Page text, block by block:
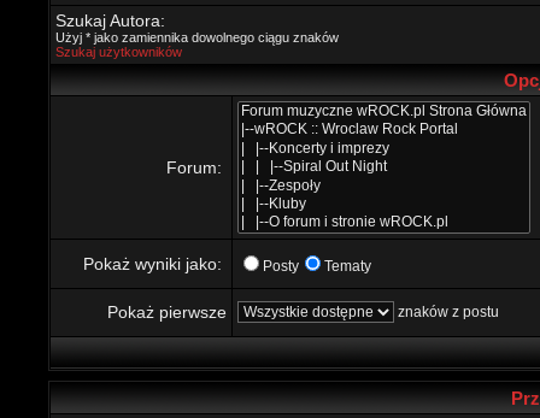
Szukaj Autora:
Użyj * jako zamiennika dowolnego ciągu znaków
Szukaj użytkowników
Forum:
Pokaż wyniki jako: Posty Tematy
Pokaż pierwsze znaków z postu